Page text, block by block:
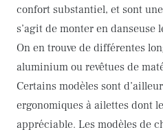
confort substantiel, et sont
s’agit de monter en danseuse
On en trouve de différentes
aluminium ou revêtues de
Certains modèles sont
ergonomiques à ailettes dont
appréciable. Les modèles de